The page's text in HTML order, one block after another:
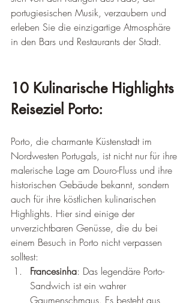
portugiesischen Musik, verzaubern und
erleben Sie die einzigartige Atmosphäre
in den Bars und Restaurants der Stadt.
10 Kulinarische Highlights
Reiseziel Porto:
Porto, die charmante Küstenstadt im
Nordwesten Portugals, ist nicht nur für ihre
malerische Lage am Douro-Fluss und ihre
historischen Gebäude bekannt, sondern
auch für ihre köstlichen kulinarischen
Highlights. Hier sind einige der
unverzichtbaren Genüsse, die du bei
einem Besuch in Porto nicht verpassen
solltest:
Francesinha: Das legendäre Porto-
Sandwich ist ein wahrer
Gaumenschmaus. Es besteht aus